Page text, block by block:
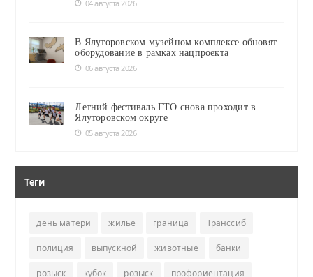
04 августа 2026
В Ялуторовском музейном комплексе обновят
оборудование в рамках нацпроекта
06 августа 2026
Летний фестиваль ГТО снова проходит в
Ялуторовском округе
05 августа 2026
Теги
день матери жильё граница Транссиб
полиция выпускной животные банки
розыск кубок розыск профориентация